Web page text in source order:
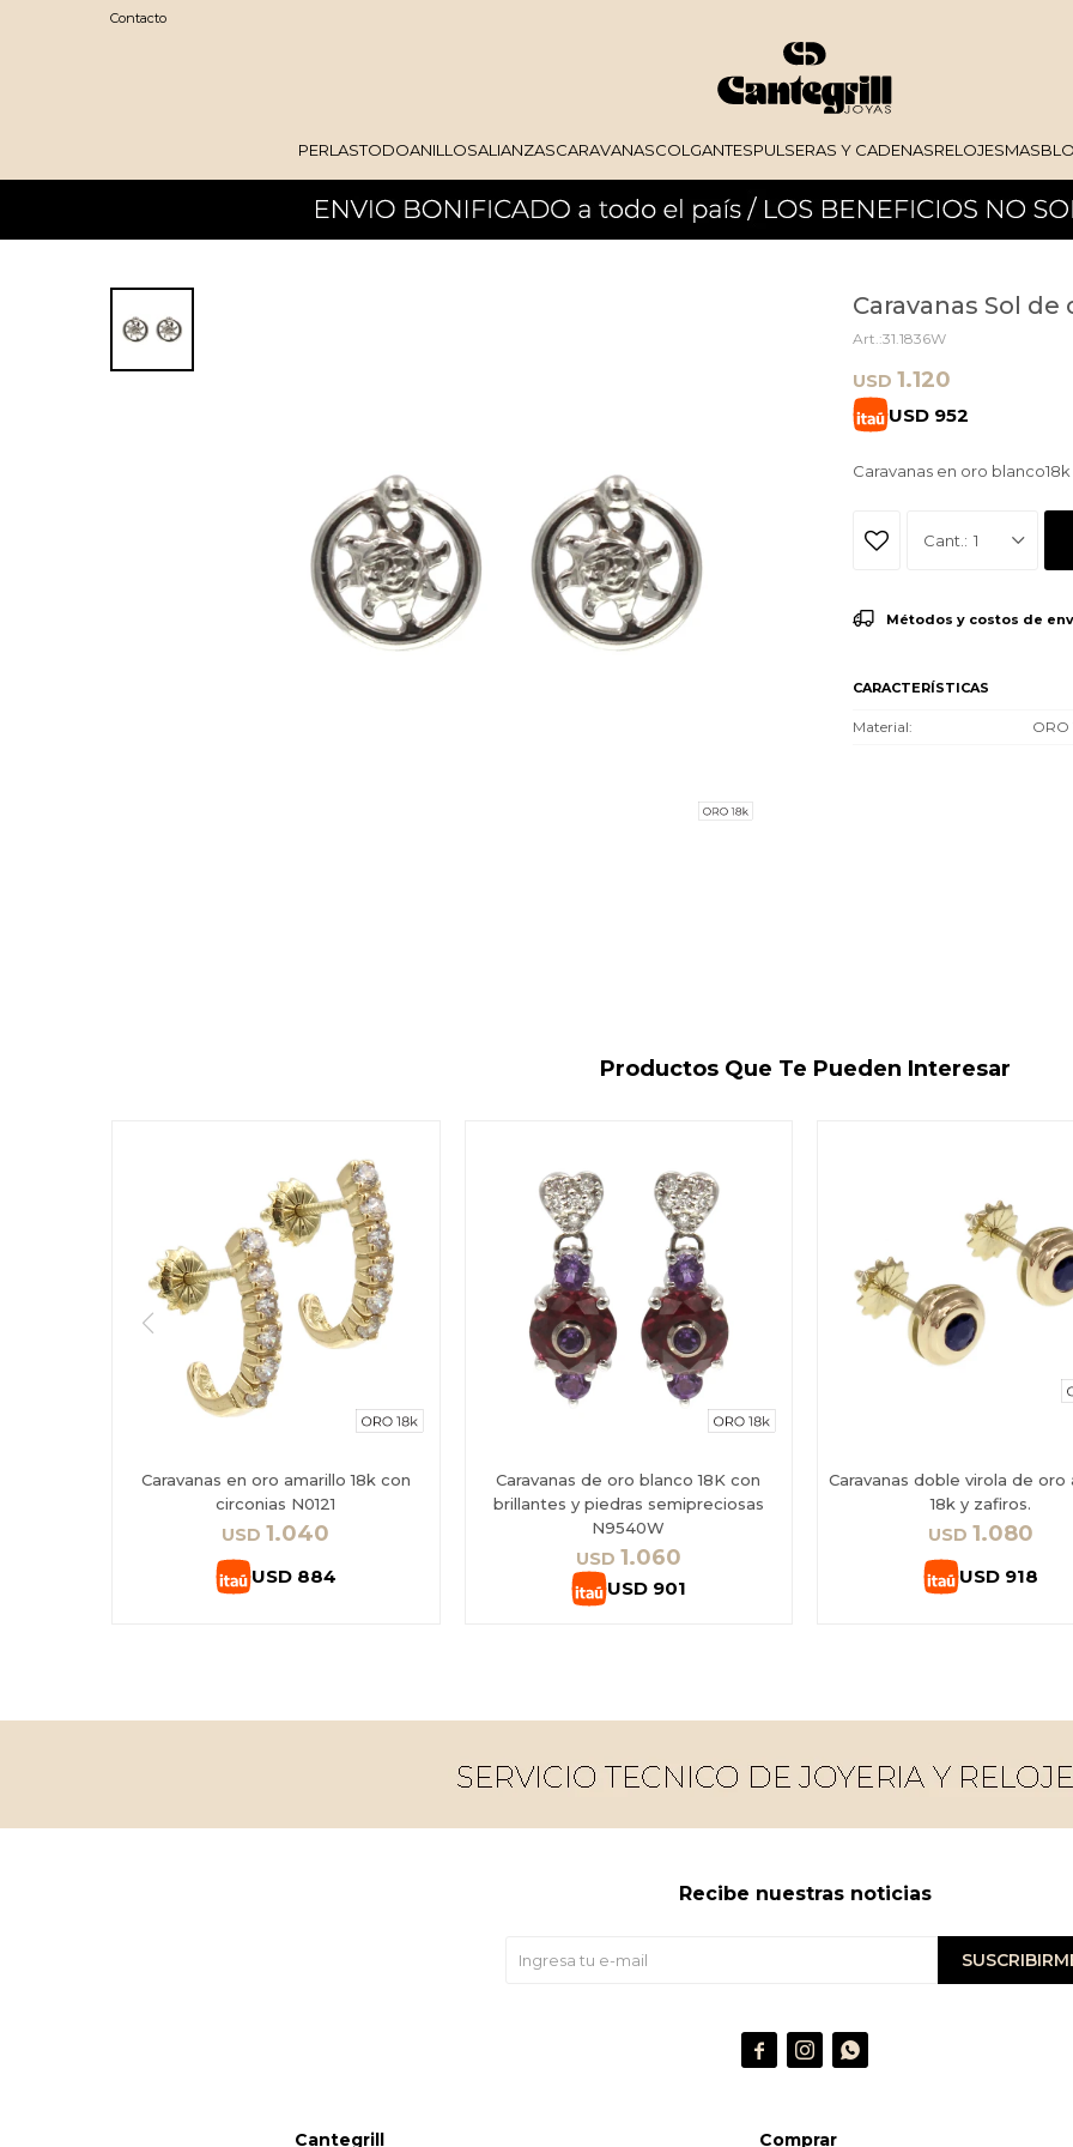
PERLASTODOANILLOSALIANZASCARAVANASCOLGANTESPULSERAS Y CADENASRELOJESMAS
Contacto
Caravanas Sol de
31.1836W
USD 1.120
USD 952
Caravanas en oro
1
Métodos y costos de
CARACTERÍSTICAS
Material ORO
Productos Que Te Pueden Interesar
Caravanas en oro amarillo 18k con
circonias N0121
USD 1.040
USD 884
Caravanas de oro blanco 18K con
brillantes y piedras semipreciosas
N9540W
USD 1.060
USD 901
Caravanas doble virola de oro
18k y zafiros.
USD 1.080
USD 918
Cantegrill Comprar
Recibe nuestras noticias
  